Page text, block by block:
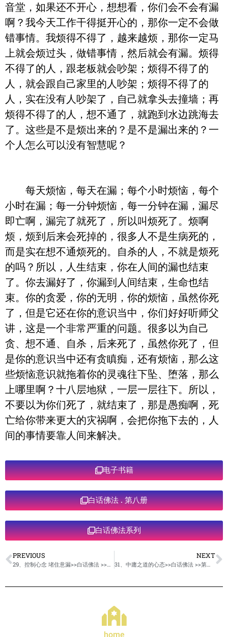
音堂，如果还不开心，想想看，你们会不会有漏
啊？我今天工作干得挺开心的，那你一定不会做
错事情。我烦得不得了，越来越烦，那你一定马
上就会烦过头，做错事情，然后就会有漏。烦得
不得了的人，跟老板就会吵架；烦得不得了的
人，就会跟自己家里的人吵架；烦得不得了的
人，实在没有人吵架了，自己就拿头去撞墙；再
烦得不得了的人，想不通了，就跑到水边跳海去
了。这些是不是烦出来的？是不是漏出来的？一
个人怎么可以没有智慧呢？
每天烦恼，每天在漏；每个小时烦恼，每个
小时在漏；每一分钟烦恼，每一分钟在漏，漏尽
即亡啊，漏完了就死了，所以叫烦死了。烦啊
烦，烦到后来会死掉的，很多人不是生病死的，
而是实在想不通烦死的。自杀的人，不就是烦死
的吗？所以，人生结束，你在人间的漏也结束
了。你去漏好了，你漏到人间结束，生命也结
束。你的贪爱，你的无明，你的烦恼，虽然你死
了，但是它还在你的意识当中，你们好好听师父
讲，这是一个非常严重的问题。很多以为自己
贪、想不通、自杀，后来死了，虽然你死了，但
是你的意识当中还有贪瞋痴，还有烦恼，那么这
些烦恼意识就拖着你的灵魂往下坠、堕落，那么
上哪里啊？十八层地狱，一层一层往下。所以，
不要以为你们死了，就结束了，那是愚痴啊，死
亡给你带来更大的灾祸啊，会把你拖下去的，人
间的事情要靠人间来解决。
电子书籍
白话佛法 . 第八册
白话佛法系列
PREVIOUS
29、控制心念 堵住意漏>>白话佛法 >>第八册
NEXT
31、中庸之道的心态>>白话佛法 >>第八册
home